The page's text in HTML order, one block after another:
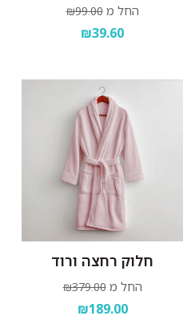
החל מ ₪99.00
₪39.60
חלוק רחצה ורוד
החל מ ₪379.00
₪189.00